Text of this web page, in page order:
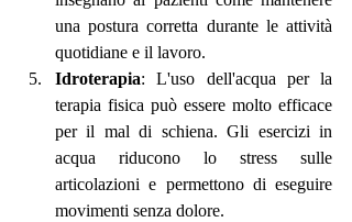
una postura corretta durante le attività
quotidiane e il lavoro.
Idroterapia: L'uso dell'acqua per la
terapia fisica può essere molto efficace
per il mal di schiena. Gli esercizi in
acqua riducono lo stress sulle
articolazioni e permettono di eseguire
movimenti senza dolore.